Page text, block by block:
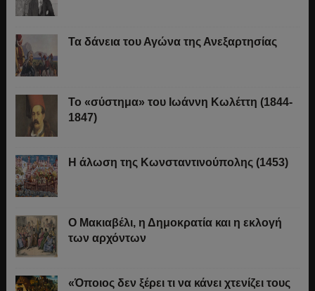
Τα δάνεια του Αγώνα της Ανεξαρτησίας
Το «σύστημα» του Ιωάννη Κωλέττη (1844-
1847)
Η άλωση της Κωνσταντινούπολης (1453)
Ο Μακιαβέλι, η Δημοκρατία και η εκλογή
των αρχόντων
«Όποιος δεν ξέρει τι να κάνει χτενίζει τους